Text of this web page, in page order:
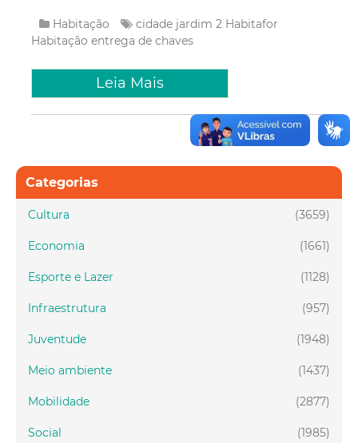
Habitação cidade jardim 2 Habitafor
Habitação entrega de chaves
Leia Mais
Categorias
(3659)
Cultura
(1661)
Economia
(1128)
Esporte e Lazer
(957)
Infraestrutura
(1948)
Juventude
(1437)
Meio ambiente
(2877)
Mobilidade
(1985)
Social